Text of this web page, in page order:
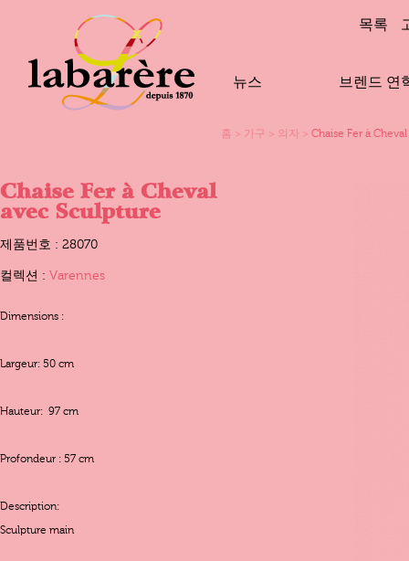
목록
뉴스 브렌드 연
홈 > 가구 > 의자 > Chaise Fer à
Chaise Fer à Cheval
avec Sculpture
제품번호 : 28070
컬렉션 : Varennes
Dimensions :
Largeur: 50 cm
Hauteur: 97 cm
Profondeur : 57 cm
Description:
Sculpture main